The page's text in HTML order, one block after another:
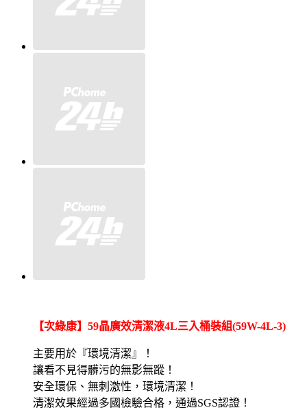
【次綠康】59晶廣效清潔液4L三入桶裝組(59W-4L-3)
主要用於『環境清潔』！
讓看不見得髒污的無影無蹤！
安全環保、無刺激性，環境清潔！
清潔效果經過多國檢驗合格，通過SGS認證！